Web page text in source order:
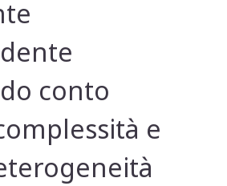
conto
e